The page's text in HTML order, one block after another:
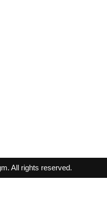
All rights reserved.